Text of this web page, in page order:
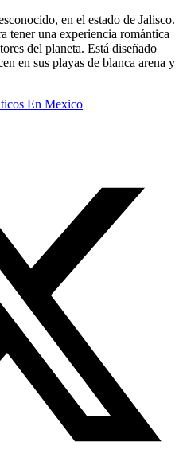
en el estado de Jalisco.
tener una experiencia romántica
del planeta. Está diseñado
en sus playas de blanca arena y
En Mexico